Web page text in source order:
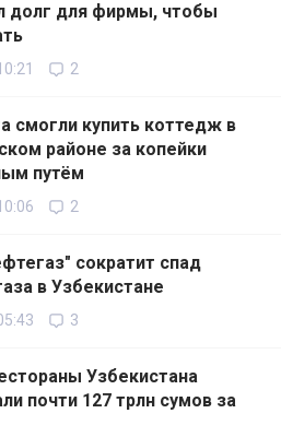
долг для фирмы, чтобы
2
смогли купить коттедж в
районе за копейки
путём
2
сократит спад
в Узбекистане
3
Узбекистана
почти 127 трлн сумов за